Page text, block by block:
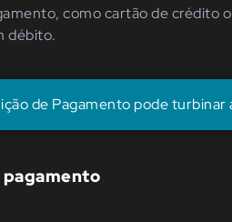
como cartão de crédito
débito.
de Pagamento pode turbinar